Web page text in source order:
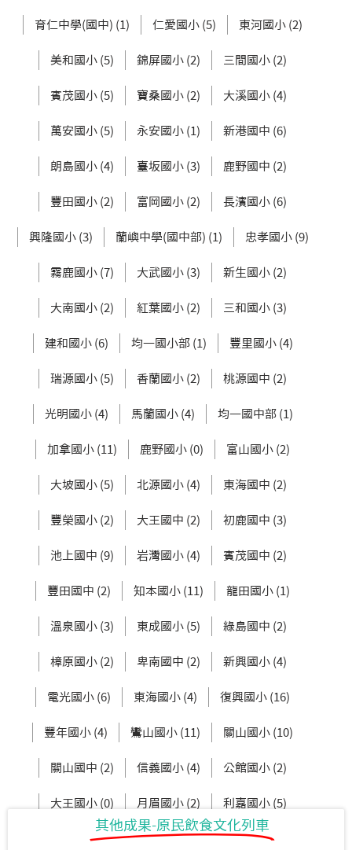
育仁中學(國中) (1) 仁愛國小 (5) 東河國小 (2)
美和國小 (5) 錦屏國小 (2) 三間國小 (2)
賓茂國小 (5) 寶桑國小 (2) 大溪國小 (4)
萬安國小 (5) 永安國小 (1) 新港國中 (6)
朗島國小 (4) 臺坂國小 (3) 鹿野國中 (2)
豐田國小 (2) 富岡國小 (2) 長濱國小 (6)
興隆國小 (3) 蘭嶼中學(國中部) (1) 忠孝國小 (9)
霧鹿國小 (7) 大武國小 (3) 新生國小 (2)
大南國小 (2) 紅葉國小 (2) 三和國小 (3)
建和國小 (6) 均一國小部 (1) 豐里國小 (4)
瑞源國小 (5) 香蘭國小 (2) 桃源國中 (2)
光明國小 (4) 馬蘭國小 (4) 均一國中部 (1)
加拿國小 (11) 鹿野國小 (0) 富山國小 (2)
大坡國小 (5) 北源國小 (4) 東海國中 (2)
豐榮國小 (2) 大王國中 (2) 初鹿國中 (3)
池上國中 (9) 岩灣國小 (4) 賓茂國中 (2)
豐田國中 (2) 知本國小 (11) 龍田國小 (1)
溫泉國小 (3) 東成國小 (5) 綠島國中 (2)
樟原國小 (2) 卑南國中 (2) 新興國小 (4)
電光國小 (6) 東海國小 (4) 復興國小 (16)
豐年國小 (4) 鸞山國小 (11) 關山國小 (10)
關山國中 (2) 信義國小 (4) 公館國小 (2)
大王國小 (0) 月眉國小 (2) 利嘉國小 (5)
新生國中 (3) 東大附小 (2)
其他成果-原民飲食文化列車